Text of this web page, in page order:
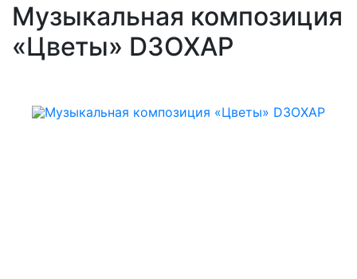
Музыкальная композиция
«Цветы» D3OXAP